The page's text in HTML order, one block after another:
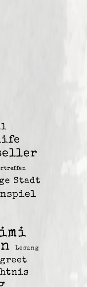
Stadt
Lesung
greet